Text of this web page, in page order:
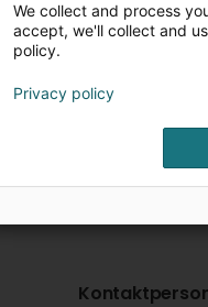
We collect and process
accept, we'll collect and
policy.
Privacy policy